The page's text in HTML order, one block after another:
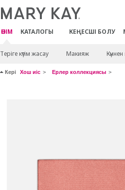
ӨНІМ КАТАЛОГЫ КЕҢЕСШІ БОЛУ
Теріге күтім жасау Макияж
Кері Хош иіс Ерлер коллекциясы